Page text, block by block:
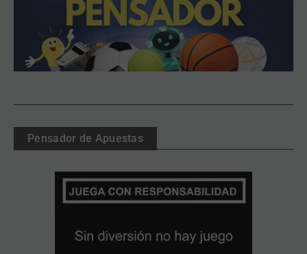
Pensador de Apuestas